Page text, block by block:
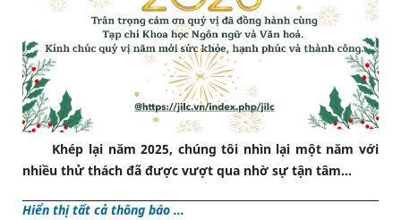
Khép lại năm 2025, chúng tôi nhìn lại một năm với
nhiều thử thách đã được vượt qua nhờ sự tận tâm...
Hiển thị tất cả thông báo ...